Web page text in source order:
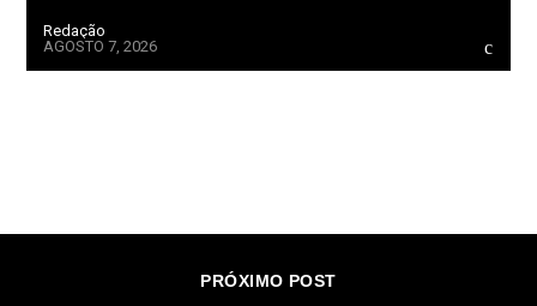
Redação
AGOSTO 7, 2026
PRÓXIMO POST